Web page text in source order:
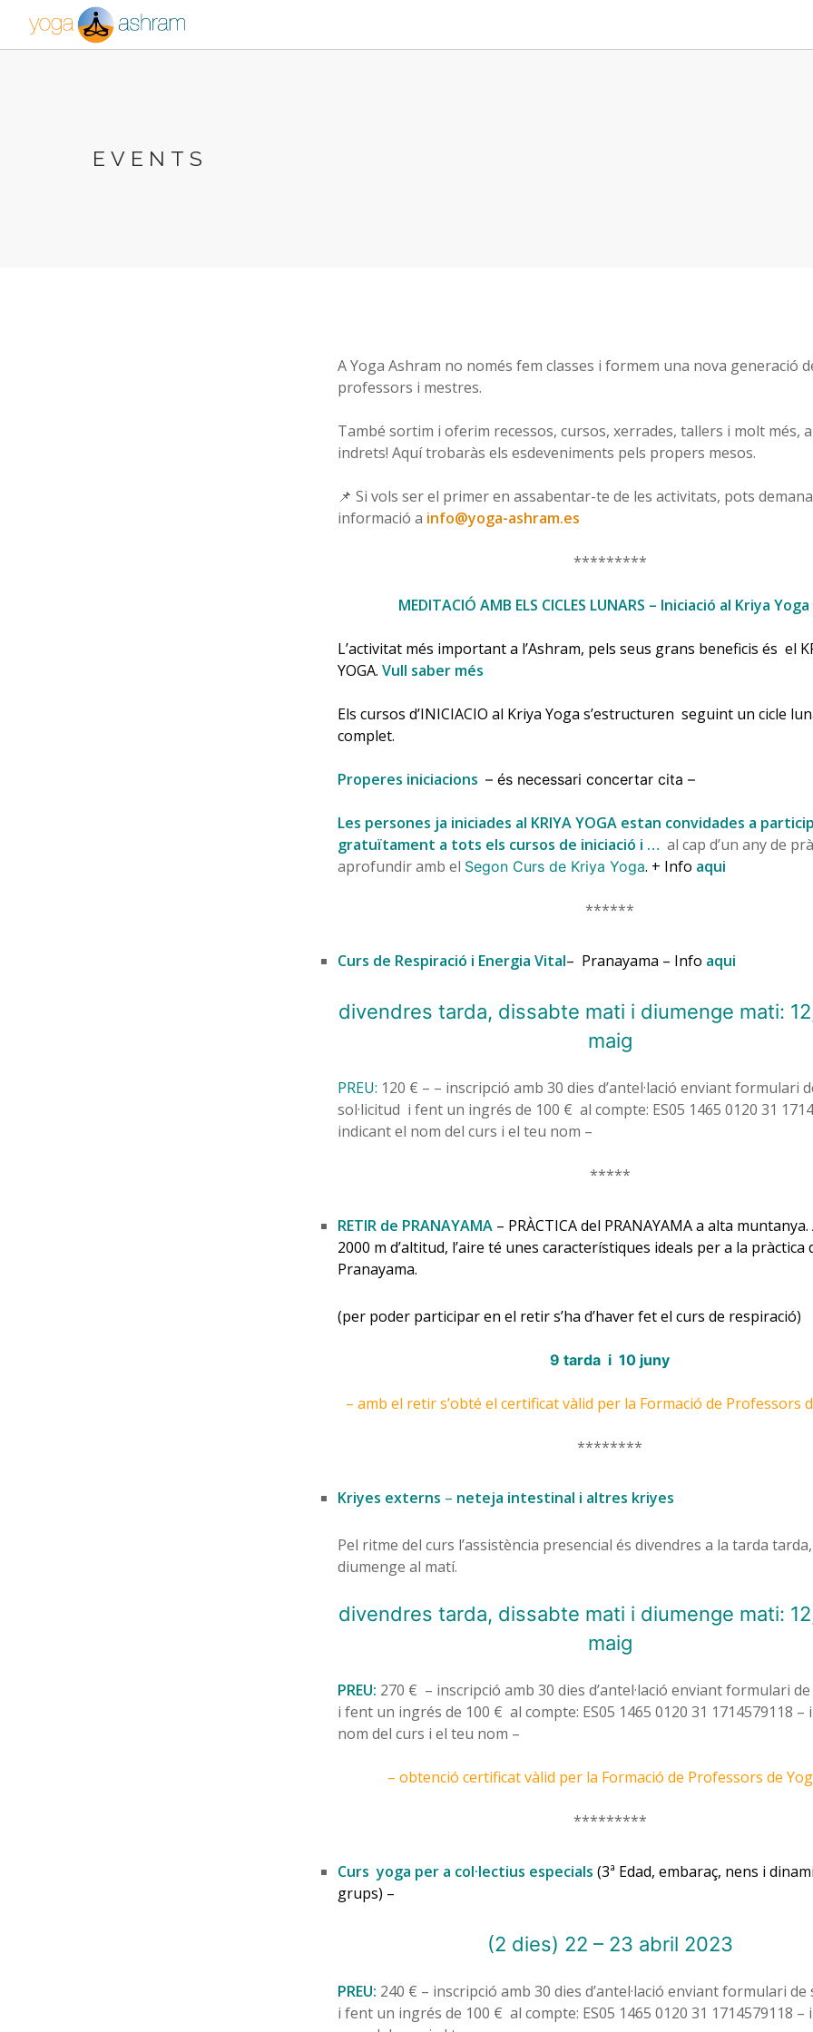
EVENTS
A Yoga Ashram no només fem classes i formem una nova generació
professors i mestres.
També sortim i oferim recessos, cursos, xerrades, tallers i molt més, a
indrets! Aquí trobaràs els esdeveniments pels propers mesos.
📌 Si vols ser el primer en assabentar-te de les activitats, pots
informació a info@yoga-ashram.es
*********
MEDITACIÓ AMB ELS CICLES LUNARS – Iniciació al Kriya Yoga
L’activitat més important a l’Ashram, pels seus grans beneficis és el
YOGA. Vull saber més
Els cursos d’INICIACIO al Kriya Yoga s’estructuren seguint un cicle
complet.
Properes iniciacions – és necessari concertar cita –
Les persones ja iniciades al KRIYA YOGA estan convidades a
gratuïtament a tots els cursos de iniciació i … al cap d’un any de
aprofundir amb el Segon Curs de Kriya Yoga. + Info aqui
******
Curs de Respiració i Energia Vital– Pranayama – Info aqui
divendres tarda, dissabte mati i diumenge mati:
maig
PREU: 120 € – – inscripció amb 30 dies d’antel·lació enviant formulari
sol·licitud i fent un ingrés de 100 € al compte: ES05 1465 0120 31
indicant el nom del curs i el teu nom –
*****
RETIR de PRANAYAMA – PRÀCTICA del PRANAYAMA a alta
2000 m d’altitud, l’aire té unes característiques ideals per a la pràctica
Pranayama.
(per poder participar en el retir s’ha d’haver fet el curs de respiració)
9 tarda i 10 juny
– amb el retir s’obté el certificat vàlid per la Formació de Professors
********
Kriyes externs – neteja intestinal i altres kriyes
Pel ritme del curs l’assistència presencial és divendres a la tarda
diumenge al matí.
divendres tarda, dissabte mati i diumenge mati:
maig
PREU: 270 € – inscripció amb 30 dies d’antel·lació enviant formulari
i fent un ingrés de 100 € al compte: ES05 1465 0120 31 1714579118 –
nom del curs i el teu nom –
– obtenció certificat vàlid per la Formació de Professors de
*********
Curs yoga per a col·lectius especials (3ª Edad, embaraç, nens i
grups) –
(2 dies) 22 – 23 abril 2023
PREU: 240 € – inscripció amb 30 dies d’antel·lació enviant formulari de
i fent un ingrés de 100 € al compte: ES05 1465 0120 31 1714579118 –